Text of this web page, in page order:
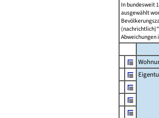
In bundesweit
ausgewählt
Abweichungen